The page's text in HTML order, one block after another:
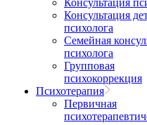
Консультация
Консультация
психолога
Семейная
психолога
Групповая
психокоррекция
Психотерапия
Первичная